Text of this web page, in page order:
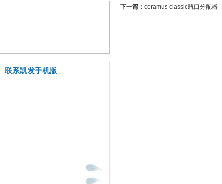
联系凯发手机版
下一篇： ceramus-classic瓶口分配器